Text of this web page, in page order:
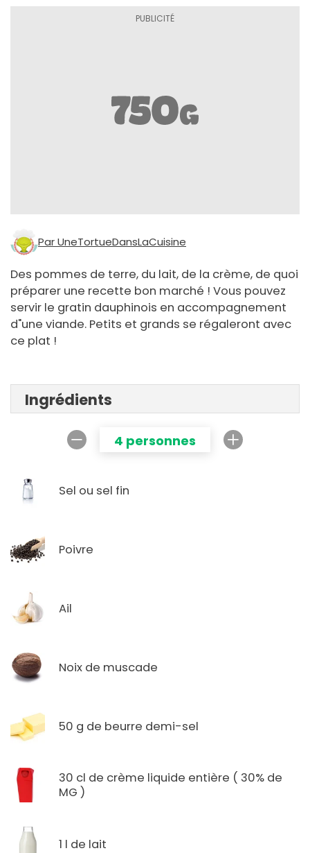
Par UneTortueDansLaCuisine
Des pommes de terre, du lait, de la crème, de quoi
préparer une recette bon marché ! Vous pouvez
servir le gratin dauphinois en accompagnement
d"une viande. Petits et grands se régaleront avec
ce plat !
Ingrédients
4 personnes
Sel ou sel fin
Poivre
Ail
Noix de muscade
50 g de beurre demi-sel
30 cl de crème liquide entière ( 30% de
MG )
1 l de lait